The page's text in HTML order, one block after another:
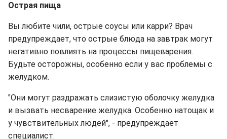
Острая пища
Вы любите чили, острые соусы или карри? Врач
предупреждает, что острые блюда на завтрак могут
негативно повлиять на процессы пищеварения.
Будьте осторожны, особенно если у вас проблемы с
желудком.
"Они могут раздражать слизистую оболочку желудка
и вызвать несварение желудка. Особенно натощак и
у чувствительных людей", - предупреждает
специалист.